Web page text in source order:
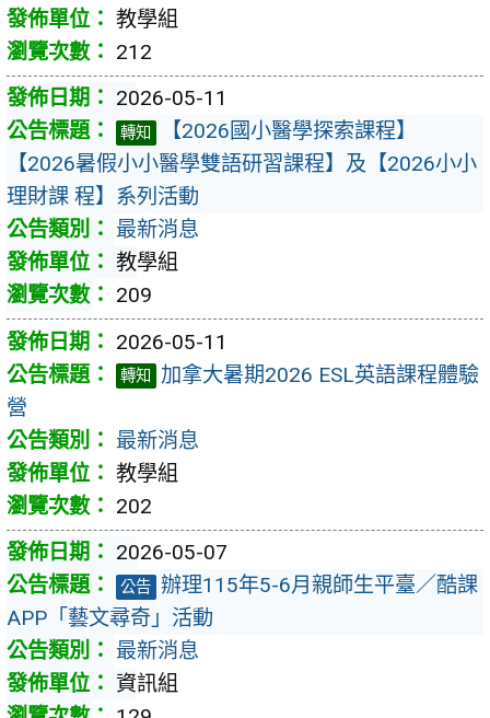
教學組
212
2026-05-11
轉知
【2026國小醫學探索課程】
【2026暑假小小醫學雙語研習課程】及【2026小小
理財課 程】系列活動
最新消息
教學組
209
2026-05-11
轉知
加拿大暑期2026 ESL英語課程體驗
營
最新消息
教學組
202
2026-05-07
公告 辦理115年5-6月親師生平臺／酷課
APP「藝文尋奇」活動
最新消息
資訊組